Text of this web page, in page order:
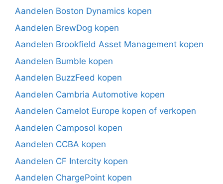
Aandelen Boston Dynamics kopen
Aandelen BrewDog kopen
Aandelen Brookfield Asset Management kopen
Aandelen Bumble kopen
Aandelen BuzzFeed kopen
Aandelen Cambria Automotive kopen
Aandelen Camelot Europe kopen of verkopen
Aandelen Camposol kopen
Aandelen CCBA kopen
Aandelen CF Intercity kopen
Aandelen ChargePoint kopen